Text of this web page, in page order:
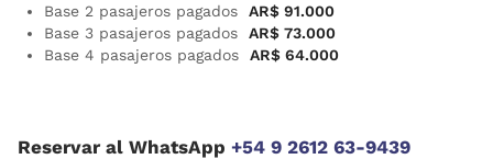
Base 2 pasajeros pagados AR$ 91.000
Base 3 pasajeros pagados AR$ 73.000
Base 4 pasajeros pagados AR$ 64.000
Reservar al WhatsApp +54 9 2612 63-9439